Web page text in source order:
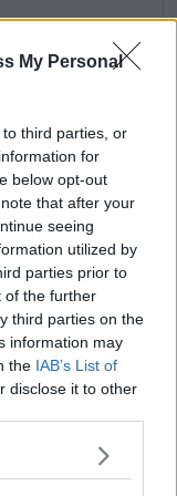
My Personal
third parties, or
for
below opt-out
that after your
seeing
utilized by
parties prior to
of the further
third parties on the
information may
the IAB’s List of
disclose it to other
geklickt hast,
im Spam-
bitte ebenfalls.
und
kompakt per E-
den
das Geschehen